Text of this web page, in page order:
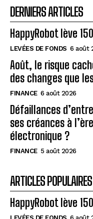
DERNIERS ARTICLES
HappyRobot lève
LEVÉES DE FONDS 6 août
Août, le risque
des changes que
FINANCE 6 août 2026
Défaillances
ses créances à
électronique ?
FINANCE 5 août 2026
ARTICLES POPULAIRES
HappyRobot lève